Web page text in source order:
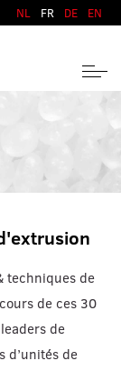
NL FR DE EN
techniques de
de ces 30
de
d’unités de